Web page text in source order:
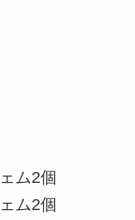
ム2個
ム2個